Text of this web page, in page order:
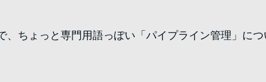
、ちょっと専門用語っぽい「パイプライン管理」につ